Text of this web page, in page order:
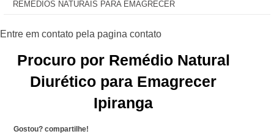
REMÉDIOS NATURAIS PARA EMAGRECER
Procuro por Remédio Natural
Diurético para Emagrecer
Ipiranga
Gostou? compartilhe!